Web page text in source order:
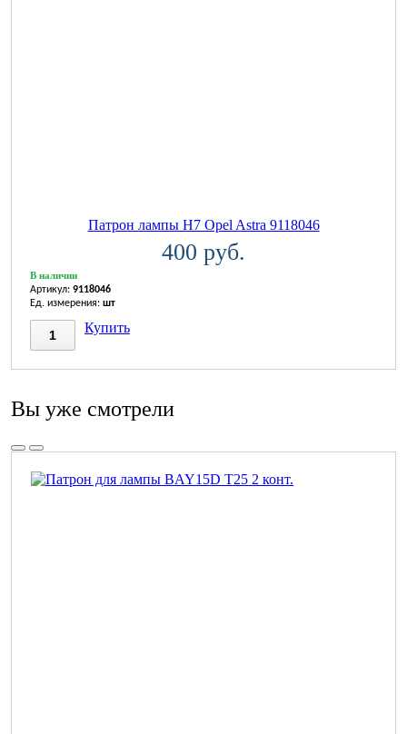
Патрон лампы H7 Opel Astra 9118046
400 руб.
В наличии
Артикул: 9118046
Ед. измерения: шт
Купить
Вы уже смотрели